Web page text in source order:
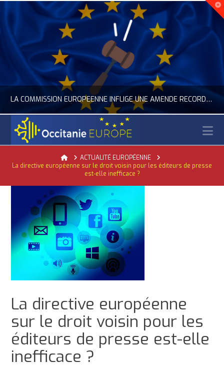
LA COMMISSION EUROPÉENNE INFLIGE UNE AMENDE RECORD À GOOGLE
ACTUALITÉ DE L'UNION EUROPÉENNE, ACTUALITÉ DE LA REPRÉSENTATION D’OCCITANIE EUROPE, NUMÉRIQUE- DIGITAL
JUILLET 24, 2026
HomeACTUALITÉ EUROPÉENNE
La directive européenne sur le droit voisin pour les éditeurs de presse
est-elle inefficace ?
La directive européenne
sur le droit voisin pour les
éditeurs de presse est-elle
inefficace ?